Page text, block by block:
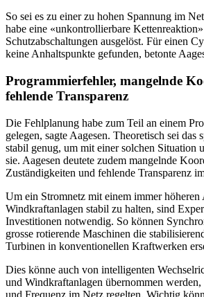
So sei es zu einer zu hohen Spannung im
habe eine «unkontrollierbare
Schutzabschaltungen ausgelöst. Für einen
keine Anhaltspunkte gefunden, betonte
Programmierfehler, mangelnde
fehlende Transparenz
Die Fehlplanung habe zum Teil an einem
gelegen, sagte Aagesen. Theoretisch sei das
stabil genug, um mit einer solchen Situation
sie. Aagesen deutete zudem mangelnde
Zuständigkeiten und fehlende Transparenz
Um ein Stromnetz mit einem immer höheren
Windkraftanlagen stabil zu halten, sind
Investitionen notwendig. So können
grosse rotierende Maschinen die
Turbinen in konventionellen Kraftwerken
Dies könne auch von intelligenten
und Windkraftanlagen übernommen
und Frequenz im Netz regelten. Wichtig